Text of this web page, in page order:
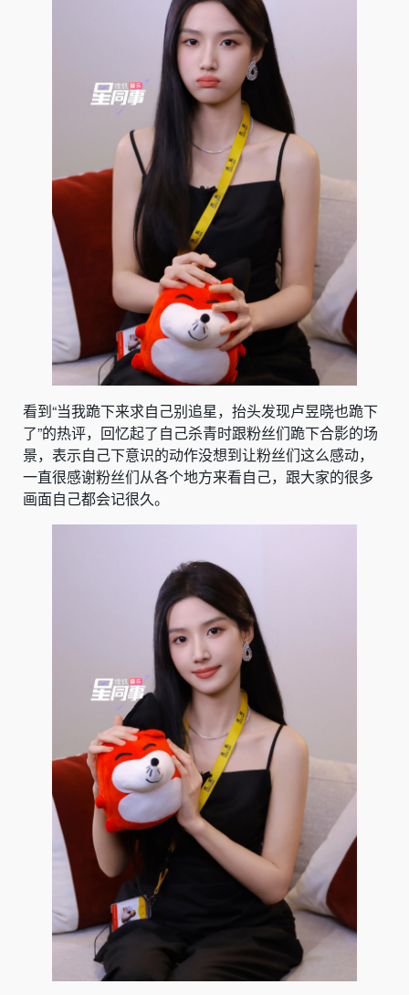
看到“当我跪下来求自己别追星，抬头发现卢昱晓也跪下
了”的热评，回忆起了自己杀青时跟粉丝们跪下合影的场
景，表示自己下意识的动作没想到让粉丝们这么感动，
一直很感谢粉丝们从各个地方来看自己，跟大家的很多
画面自己都会记很久。